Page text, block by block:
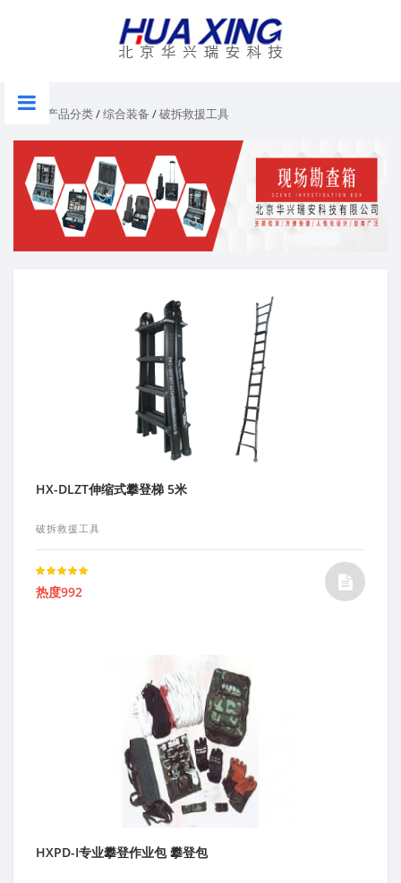
首页 产品分类/综合装备 /破拆救援工具
HX-DLZT伸缩式攀登梯 5米
破拆救援工具
Rated
5.00out of 5
热度992
HXPD-I专业攀登作业包 攀登包